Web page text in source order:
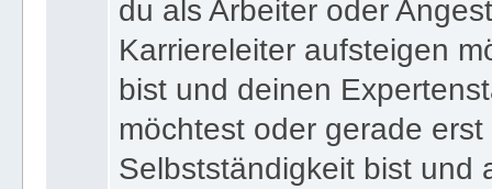
du als Arbeiter oder
Karriereleiter aufsteigen
bist und deinen
möchtest oder gerade
Selbstständigkeit bist und